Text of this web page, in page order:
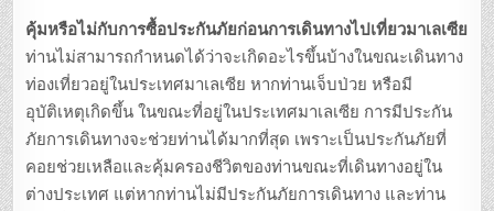
คุ้มหรือไม่กับการซื้อประกันภัยก่อนการเดินทางไปเที่ยวมาเลเซีย
ท่านไม่สามารถกำหนดได้ว่าจะเกิดอะไรขึ้นบ้างในขณะเดินทาง
ท่องเที่ยวอยู่ในประเทศมาเลเซีย หากท่านเจ็บป่วย หรือมี
อุบัติเหตุเกิดขึ้น ในขณะที่อยู่ในประเทศมาเลเซีย การมีประกัน
ภัยการเดินทางจะช่วยท่านได้มากที่สุด เพราะเป็นประกันภัยที่
คอยช่วยเหลือและคุ้มครองชีวิตของท่านขณะที่เดินทางอยู่ใน
ต่างประเทศ แต่หากท่านไม่มีประกันภัยการเดินทาง และท่าน